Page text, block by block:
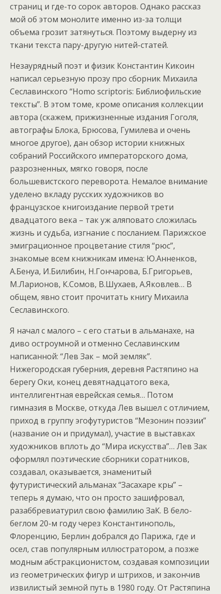
страниц и где-то сорок авторов. Однако рассказ
мой об этом монолите именно из-за толщи
объема грозит затянуться. Поэтому выдерну из
ткани текста пару-другую нитей-статей.
Незаурядный поэт и физик Константин Кикоин
написал серьезную прозу про сборник Михаила
Сеславинского “Homo scriptoris: Библиофильские
тексты”. В этом томе, кроме описания коллекции
автора (скажем, прижизненные издания Гоголя,
автографы Блока, Брюсова, Гумилева и очень
многое другое), дан обзор истории книжных
собраний Российского императорского дома,
разрозненных, мягко говоря, после
большевистского переворота. Немалое внимание
уделено вкладу русских художников во
французское книгоиздание первой трети
двадцатого века – так уж аляповато сложилась
жизнь и судьба, изгнание с посланием. Парижское
эмиграционное процветание стиля “рюс”,
знакомые всем книжникам имена: Ю.Анненков,
А.Бенуа, И.Билибин, Н.Гончарова, Б.Григорьев,
М.Ларионов, К.Сомов, В.Шухаев, А.Яковлев… В
общем, явно стоит прочитать книгу Михаила
Сеславинского.
Я начал с малого – с его статьи в альманахе, на
диво остроумной и отменно Сеславинским
написанной: “Лев Зак – мой земляк”.
Нижегородская губерния, деревня Растяпино на
берегу Оки, конец девятнадцатого века,
интеллигентная еврейская семья… Потом
гимназия в Москве, откуда Лев вышел с отличием,
приход в группу эгофутуристов “Мезонин поэзии”
(название он и придумал), участие в выставках
художников вплоть до “Мира искусства”… Лев Зак
оформлял поэтические сборники соратников,
создавал, оказывается, знаменитый
футуристический альманах “Засахаре кры” –
теперь я думаю, что он просто зашифровал,
разаббревиатурил свою фамилию ЗаК. В бело-
беглом 20-м году через Константинополь,
Флоренцию, Берлин добрался до Парижа, где и
осел, став популярным иллюстратором, а позже
модным абстракционистом, создавая композиции
из геометрических фигур и штрихов, и закончив
извилистый земной путь в 1980 году. От Растяпина